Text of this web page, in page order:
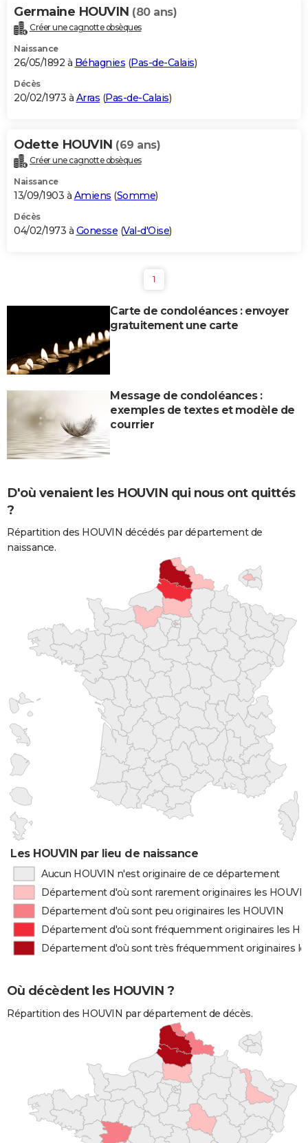
Germaine HOUVIN (80 ans)
Créer une cagnotte obsèques
Naissance
26/05/1892 à Béhagnies (Pas-de-Calais)
Décès
20/02/1973 à Arras (Pas-de-Calais)
Odette HOUVIN (69 ans)
Créer une cagnotte obsèques
Naissance
13/09/1903 à Amiens (Somme)
Décès
04/02/1973 à Gonesse (Val-d'Oise)
1
Carte de condoléances : envoyer
gratuitement une carte
Message de condoléances :
exemples de textes et modèle de
courrier
D'où venaient les HOUVIN qui nous ont quittés
?
Répartition des HOUVIN décédés par département de
naissance.
Les HOUVIN par lieu de naissance
Aucun HOUVIN n'est originaire de ce département
Département d'où sont rarement originaires les
Département d'où sont peu originaires les HOUVIN
Département d'où sont fréquemment originaires les
Département d'où sont très fréquemment originaires
Où décèdent les HOUVIN ?
Répartition des HOUVIN par département de décès.